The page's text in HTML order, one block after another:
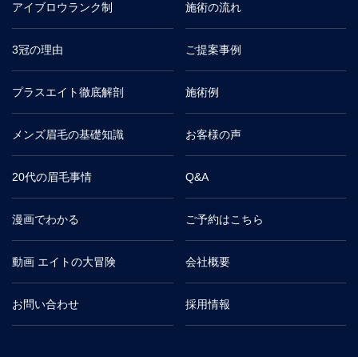
アイブロウランク制 施術の流れ
3冠の理由 ご提案事例
プラスエイト徹底解剖 施術例
メンズ眉毛の基礎知識 お客様の声
20代の眉毛事情 Q&A
漫画でわかる ご予約はこちら
動画 エイトの大冒険 会社概要
お問い合わせ 採用情報